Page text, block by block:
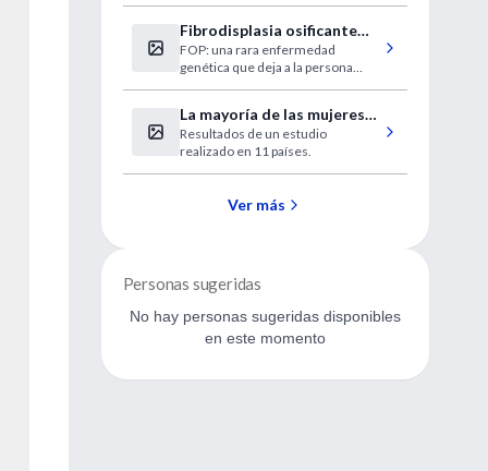
Fibrodisplasia osificante
progresiva
FOP: una rara enfermedad
genética que deja a la persona
La mayoría de las mujeres
está disconforme con su
cuerpo
Resultados de un estudio
realizado en 11 países.
Ver más
Personas sugeridas
No hay personas sugeridas disponibles
en este momento